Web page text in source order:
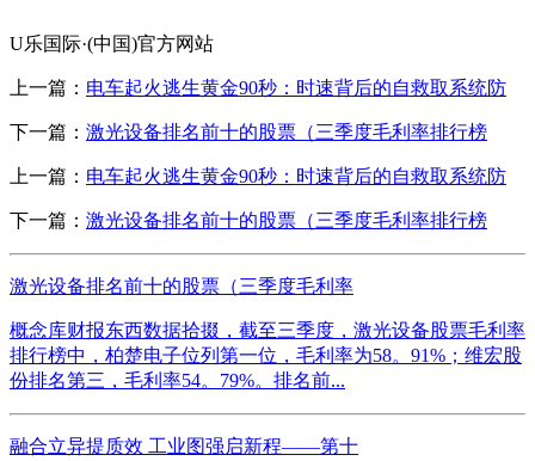
U乐国际·(中国)官方网站
上一篇： 电车起火逃生黄金90秒：时速背后的自救取系统防
下一篇： 激光设备排名前十的股票（三季度毛利率排行榜
上一篇： 电车起火逃生黄金90秒：时速背后的自救取系统防
下一篇： 激光设备排名前十的股票（三季度毛利率排行榜
激光设备排名前十的股票（三季度毛利率
概念库财报东西数据拾掇，截至三季度，激光设备股票毛利率
排行榜中，柏楚电子位列第一位，毛利率为58。91%；维宏股
份排名第三，毛利率54。79%。排名前...
融合立异提质效 工业图强启新程——第十